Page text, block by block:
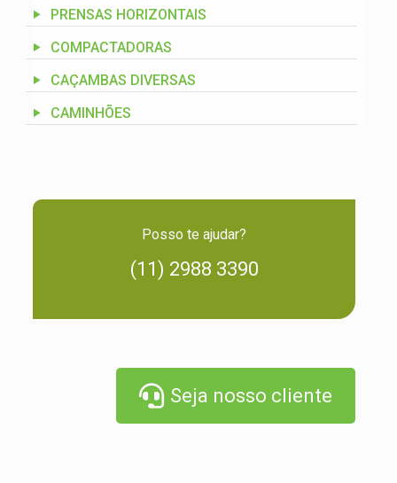
PRENSAS HORIZONTAIS
COMPACTADORAS
CAÇAMBAS DIVERSAS
CAMINHÕES
Posso te ajudar?
(11) 2988 3390
Seja nosso cliente